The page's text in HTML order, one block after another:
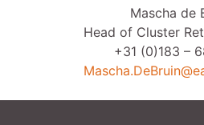
Mascha de
Head of Cluster
+31 (0)183 –